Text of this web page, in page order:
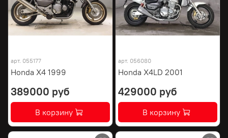
арт. 055177
Honda X4 1999
389000 руб
В корзину
арт. 056080
Honda X4LD 2001
429000 руб
В корзину